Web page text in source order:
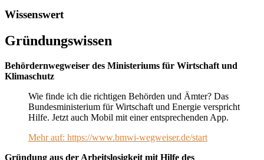
Wissenswert
Gründungswissen
Behördernwegweiser des Ministeriums für Wirtschaft und
Klimaschutz
Wie finde ich die richtigen Behörden und Ämter? Das
Bundesministerium für Wirtschaft und Energie verspricht
Hilfe. Jetzt auch Mobil mit einer entsprechenden App.
Mehr auf: https://www.bmwi-wegweiser.de/start
Gründung aus der Arbeitslosigkeit mit Hilfe des